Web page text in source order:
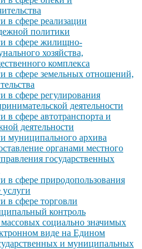
в сфере реализации
политики
в сфере жилищно-
хозяйства,
комплекса
в сфере земельных отношений,
в сфере регулирования
деятельности
в сфере автотранспорта и
деятельности
муниципального архива
органами местного
государственных
в сфере природопользования
в сфере торговли
контроль
социально значимых
виде на Едином
и муниципальных